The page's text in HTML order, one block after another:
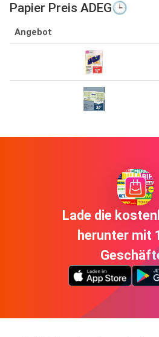
Papier Preis ADEG🕒
Angebot
Lade die
herunter mit